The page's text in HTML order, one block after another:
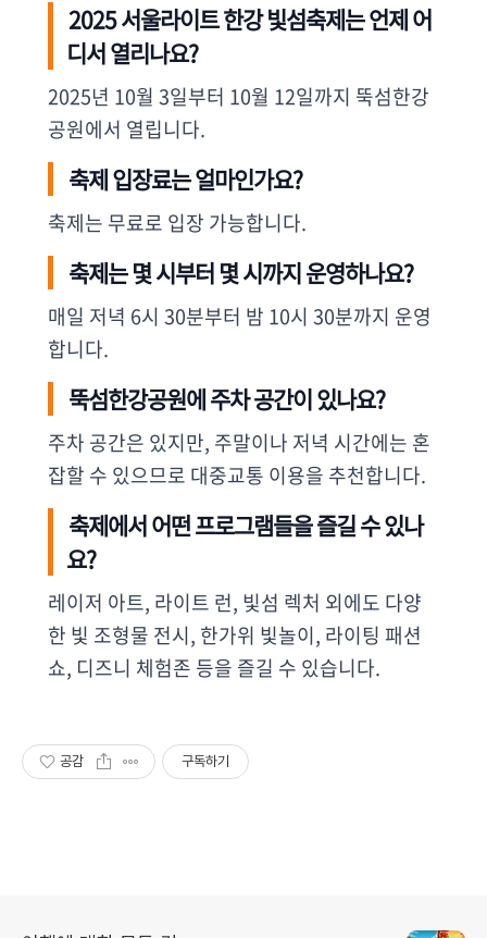
2025 서울라이트 한강 빛섬축제는 언제 어
디서 열리나요?
2025년 10월 3일부터 10월 12일까지 뚝섬한강
공원에서 열립니다.
축제 입장료는 얼마인가요?
축제는 무료로 입장 가능합니다.
축제는 몇 시부터 몇 시까지 운영하나요?
매일 저녁 6시 30분부터 밤 10시 30분까지 운영
합니다.
뚝섬한강공원에 주차 공간이 있나요?
주차 공간은 있지만, 주말이나 저녁 시간에는 혼
잡할 수 있으므로 대중교통 이용을 추천합니다.
축제에서 어떤 프로그램들을 즐길 수 있나
요?
레이저 아트, 라이트 런, 빛섬 렉처 외에도 다양
한 빛 조형물 전시, 한가위 빛놀이, 라이팅 패션
쇼, 디즈니 체험존 등을 즐길 수 있습니다.
공감 구독하기